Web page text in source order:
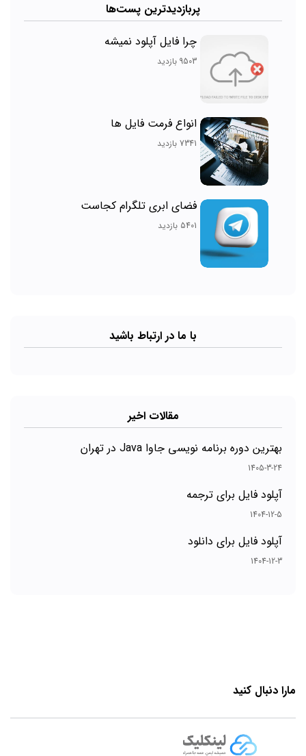
پربازدیدترین پست‌ها
چرا فایل آپلود نمیشه
9503 بازدید
انواع فرمت فایل ها
7341 بازدید
فضای ابری تلگرام کجاست
5401 بازدید
با ما در ارتباط باشید
مقالات اخیر
بهترین دوره برنامه نویسی جاوا Java در تهران
1405-3-24
آپلود فایل برای ترجمه
1404-12-5
آپلود فایل برای دانلود
1404-12-3
مارا دنبال کنید